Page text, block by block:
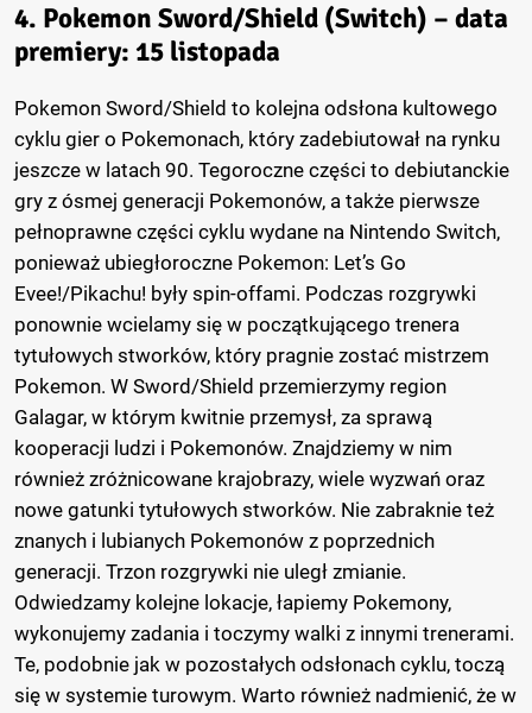
4. Pokemon Sword/Shield (Switch) – data
premiery: 15 listopada
Pokemon Sword/Shield to kolejna odsłona kultowego
cyklu gier o Pokemonach, który zadebiutował na rynku
jeszcze w latach 90. Tegoroczne części to debiutanckie
gry z ósmej generacji Pokemonów, a także pierwsze
pełnoprawne części cyklu wydane na Nintendo Switch,
ponieważ ubiegłoroczne Pokemon: Let’s Go
Evee!/Pikachu! były spin-offami. Podczas rozgrywki
ponownie wcielamy się w początkującego trenera
tytułowych stworków, który pragnie zostać mistrzem
Pokemon. W Sword/Shield przemierzymy region
Galagar, w którym kwitnie przemysł, za sprawą
kooperacji ludzi i Pokemonów. Znajdziemy w nim
również zróżnicowane krajobrazy, wiele wyzwań oraz
nowe gatunki tytułowych stworków. Nie zabraknie też
znanych i lubianych Pokemonów z poprzednich
generacji. Trzon rozgrywki nie uległ zmianie.
Odwiedzamy kolejne lokacje, łapiemy Pokemony,
wykonujemy zadania i toczymy walki z innymi trenerami.
Te, podobnie jak w pozostałych odsłonach cyklu, toczą
się w systemie turowym. Warto również nadmienić, że w